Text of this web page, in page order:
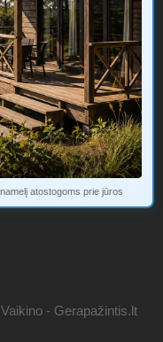
atostogoms prie jūros
- Gerapažintis.lt